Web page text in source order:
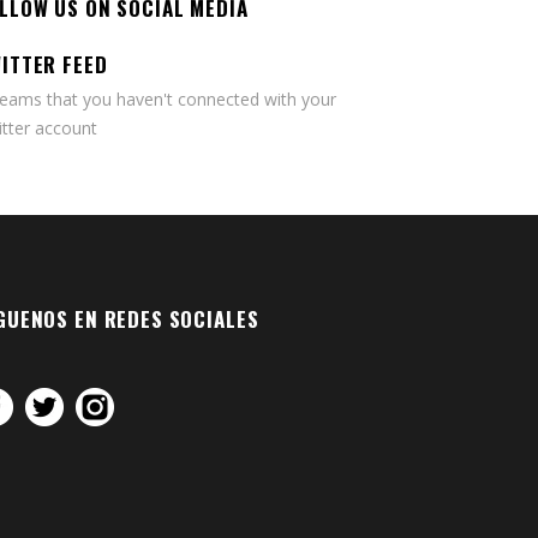
US ON SOCIAL MEDIA
FEED
that you haven't connected with your
account
EN REDES SOCIALES